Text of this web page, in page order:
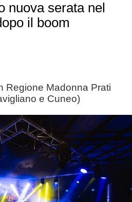
nuova serata nel
il boom
Regione Madonna Prati
e Cuneo)